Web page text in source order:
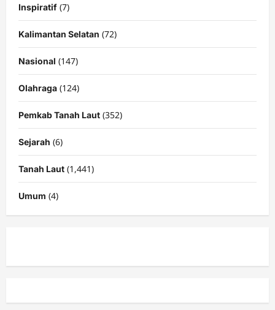
Inspiratif (7)
Kalimantan Selatan (72)
Nasional (147)
Olahraga (124)
Pemkab Tanah Laut (352)
Sejarah (6)
Tanah Laut (1,441)
Umum (4)